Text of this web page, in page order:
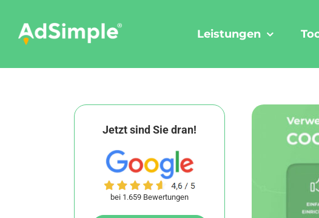
content
Leistungen
Jetzt sind Sie dran!
bei 1.659 Bewertungen